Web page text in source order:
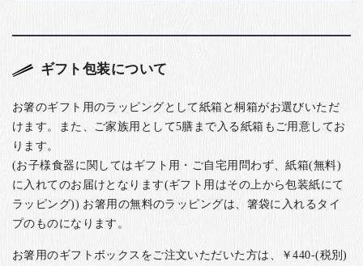
ギフト包装について
お箸のギフト用のラッピングとして紙箱と桐箱がお選びいただ
けます。また、ご家族用として5膳まで入る紙箱もご用意してお
ります。
(お子様食器に関してはギフト用・ご自宅用問わず、紙箱(無料)
に入れてのお届けとなります(ギフト用はその上から包装紙にて
ラッピング)) お箸用の無料のラッピングは、箸袋に入れるタイ
プのものになります。
お箸用のギフトボックスをご注文いただいた方は、￥440-(税別)